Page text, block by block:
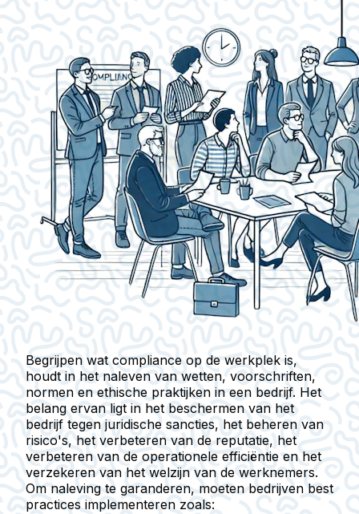
Begrijpen wat compliance op de werkplek is,
houdt in het naleven van wetten, voorschriften,
normen en ethische praktijken in een bedrijf. Het
belang ervan ligt in het beschermen van het
bedrijf tegen juridische sancties, het beheren van
risico's, het verbeteren van de reputatie, het
verbeteren van de operationele efficiëntie en het
verzekeren van het welzijn van de werknemers.
Om naleving te garanderen, moeten bedrijven best
practices implementeren zoals: